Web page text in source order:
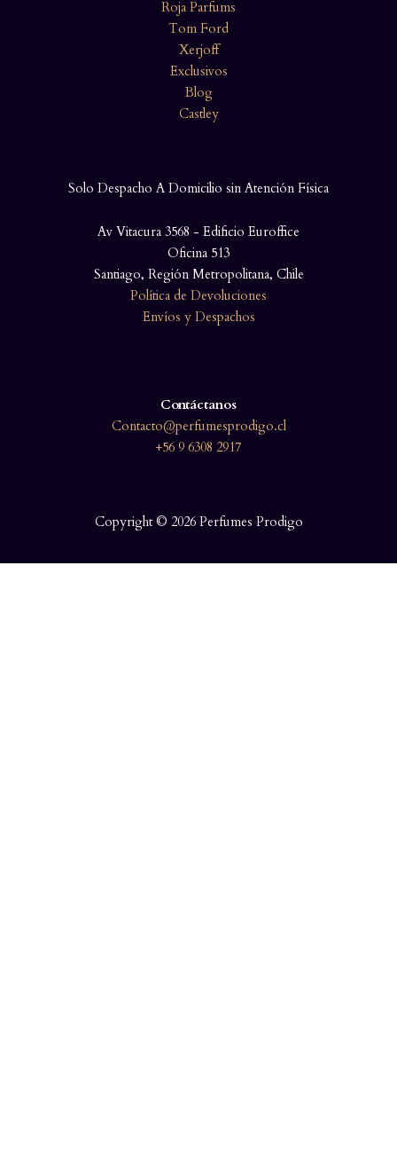
Roja Parfums
Tom Ford
Xerjoff
Exclusivos
Blog
Castley
Solo Despacho A Domicilio sin Atención Física
Av Vitacura 3568 - Edificio Euroffice
Oficina 513
Santiago, Región Metropolitana, Chile
Política de Devoluciones
Envíos y Despachos
Contáctanos
Contacto@perfumesprodigo.cl
+56 9 6308 2917
Copyright © 2026 Perfumes Prodigo